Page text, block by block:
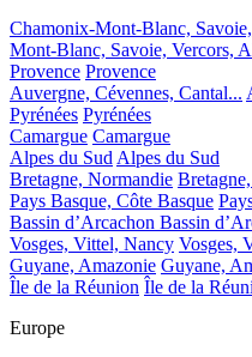
Chamonix-Mont-Blanc,
Mont-Blanc, Savoie, Vercors,
Provence Provence
Auvergne, Cévennes, Cantal...
Pyrénées Pyrénées
Camargue Camargue
Alpes du SudAlpes du Sud
Bretagne, Normandie
Pays Basque, Côte Basque
Bassin d’Arcachon Bassin
Vosges, Vittel, Nancy Vosges,
Guyane, Amazonie Guyane,
Île de la Réunion Île de la
Europe